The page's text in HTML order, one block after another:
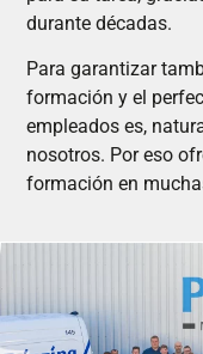
durante décadas.
Para garantizar
formación y el
empleados es,
nosotros. Por eso
formación en